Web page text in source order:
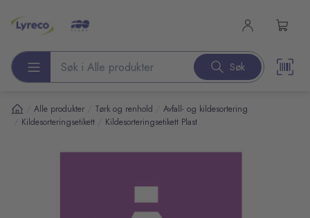
Søk etter produkter Søk
Alle produkter Tørk og renhold Avfall- og kildesortering
Kildesorteringsetikett Kildesorteringsetikett Plast